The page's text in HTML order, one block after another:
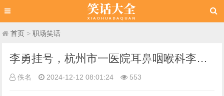
首页 >职场笑话
李勇挂号，杭州市一医院耳鼻咽喉科李勇网上预约挂号，及时有效的治疗是保障我们健康生活的关键
佚名 2024-12-12 08:01:24 553